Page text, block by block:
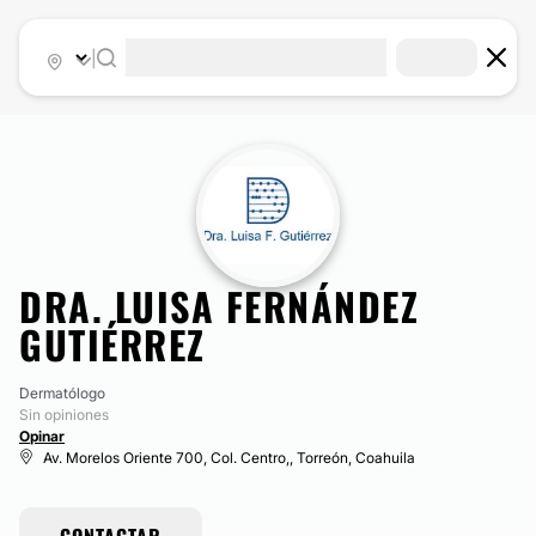
DRA. LUISA FERNÁNDEZ
GUTIÉRREZ
Dermatólogo
Sin opiniones
Opinar
Av. Morelos Oriente 700, Col. Centro,, Torreón, Coahuila